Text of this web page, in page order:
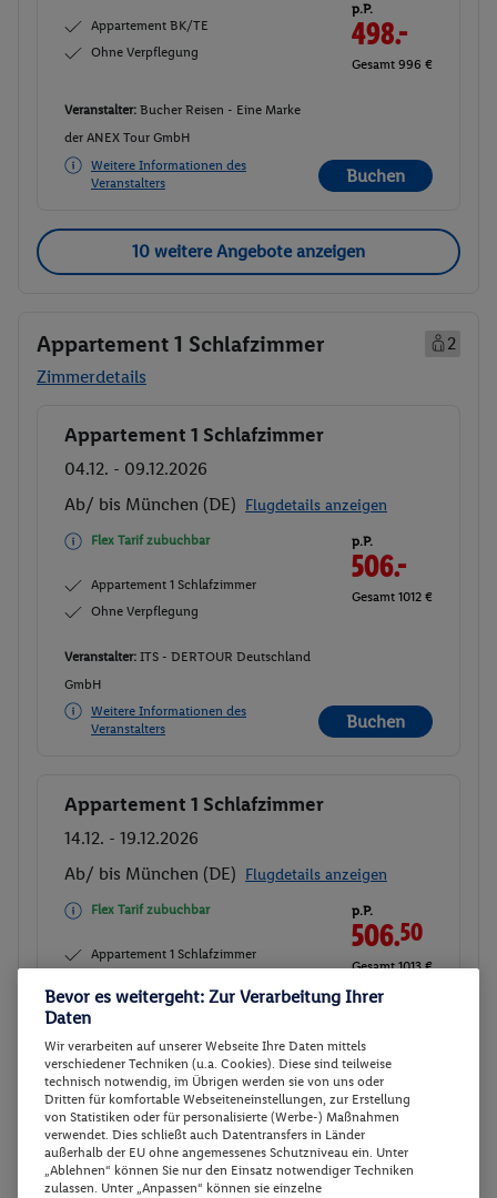
Appartement BK/TE
Ohne Verpflegung
p.P.
498.-
Gesamt 996 €
Veranstalter: Bucher Reisen - Eine Marke
der ANEX Tour GmbH
Weitere Informationen des
Veranstalters
Buchen
10 weitere Angebote anzeigen
Appartement 1 Schlafzimmer
2
Zimmerdetails
Buchen
Appartement 1 Schlafzimmer
04.12. - 09.12.2026
Ab/ bis München (DE) Flugdetails anzeigen
Flex Tarif zubuchbar
Appartement 1 Schlafzimmer
Ohne Verpflegung
p.P.
506.-
Gesamt 1012 €
Veranstalter: ITS - DERTOUR Deutschland
GmbH
Weitere Informationen des
Veranstalters
Buchen
Buchen
Appartement 1 Schlafzimmer
14.12. - 19.12.2026
Ab/ bis München (DE) Flugdetails anzeigen
Flex Tarif zubuchbar
Appartement 1 Schlafzimmer
p.P.
506.50
Gesamt 1013 €
Veranstalter:
GmbH
Weitere Informationen des
Veranstalters
Buchen
Buchen
Appartement 1 Schlafzimmer
Bevor es weitergeht: Zur Verarbeitung Ihrer
Daten
Wir verarbeiten auf unserer Webseite Ihre Daten mittels
verschiedener Techniken (u.a. Cookies). Diese sind teilweise
technisch notwendig, im Übrigen werden sie von uns oder
Dritten für komfortable Webseiteneinstellungen, zur Erstellung
von Statistiken oder für personalisierte (Werbe-) Maßnahmen
verwendet. Dies schließt auch Datentransfers in Länder
außerhalb der EU ohne angemessenes Schutzniveau ein. Unter
„Ablehnen“ können Sie nur den Einsatz notwendiger Techniken
zulassen. Unter „Anpassen“ können sie einzelne